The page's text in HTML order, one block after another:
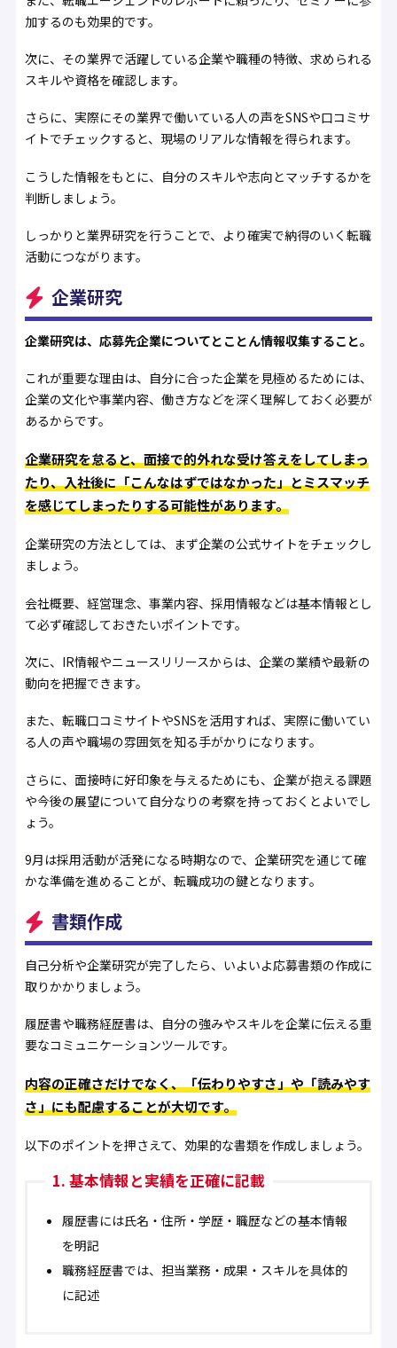
加するのも効果的です。
次に、その業界で活躍している企業や職種の特徴、求められる
スキルや資格を確認します。
さらに、実際にその業界で働いている人の声をSNSや口コミサ
イトでチェックすると、現場のリアルな情報を得られます。
こうした情報をもとに、自分のスキルや志向とマッチするかを
判断しましょう。
しっかりと業界研究を行うことで、より確実で納得のいく転職
活動につながります。
企業研究
企業研究は、応募先企業についてとことん情報収集すること。
これが重要な理由は、自分に合った企業を見極めるためには、
企業の文化や事業内容、働き方などを深く理解しておく必要が
あるからです。
企業研究を怠ると、面接で的外れな受け答えをしてしまっ
たり、入社後に「こんなはずではなかった」とミスマッチ
を感じてしまったりする可能性があります。
企業研究の方法としては、まず企業の公式サイトをチェックし
ましょう。
会社概要、経営理念、事業内容、採用情報などは基本情報とし
て必ず確認しておきたいポイントです。
次に、IR情報やニュースリリースからは、企業の業績や最新の
動向を把握できます。
また、転職口コミサイトやSNSを活用すれば、実際に働いてい
る人の声や職場の雰囲気を知る手がかりになります。
さらに、面接時に好印象を与えるためにも、企業が抱える課題
や今後の展望について自分なりの考察を持っておくとよいでし
ょう。
9月は採用活動が活発になる時期なので、企業研究を通じて確
かな準備を進めることが、転職成功の鍵となります。
書類作成
自己分析や企業研究が完了したら、いよいよ応募書類の作成に
取りかかりましょう。
履歴書や職務経歴書は、自分の強みやスキルを企業に伝える重
要なコミュニケーションツールです。
内容の正確さだけでなく、「伝わりやすさ」や「読みやす
さ」にも配慮することが大切です。
以下のポイントを押さえて、効果的な書類を作成しましょう。
1. 基本情報と実績を正確に記載
履歴書には氏名・住所・学歴・職歴などの基本情報
を明記
職務経歴書では、担当業務・成果・スキルを具体的
に記述